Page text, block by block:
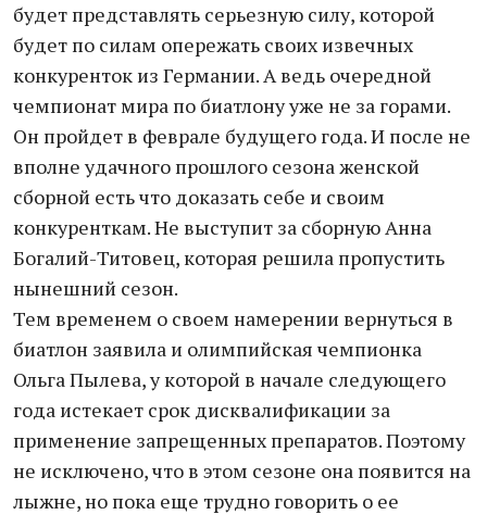
будет представлять серьезную силу, которой
будет по силам опережать своих извечных
конкуренток из Германии. А ведь очередной
чемпионат мира по биатлону уже не за горами.
Он пройдет в феврале будущего года. И после не
вполне удачного прошлого сезона женской
сборной есть что доказать себе и своим
конкуренткам. Не выступит за сборную Анна
Богалий-Титовец, которая решила пропустить
нынешний сезон.
Тем временем о своем намерении вернуться в
биатлон заявила и олимпийская чемпионка
Ольга Пылева, у которой в начале следующего
года истекает срок дисквалификации за
применение запрещенных препаратов. Поэтому
не исключено, что в этом сезоне она появится на
лыжне, но пока еще трудно говорить о ее